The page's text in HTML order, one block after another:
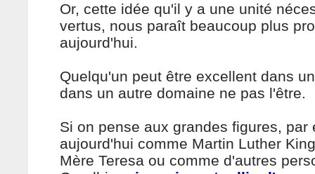
Or, cette idée qu'il y a une unité
vertus, nous paraît beaucoup plus
aujourd'hui.
Quelqu'un peut être excellent dans
dans un autre domaine ne pas l'être.
Si on pense aux grandes figures, par
aujourd'hui comme Martin Luther
Mère Teresa ou comme d'autres